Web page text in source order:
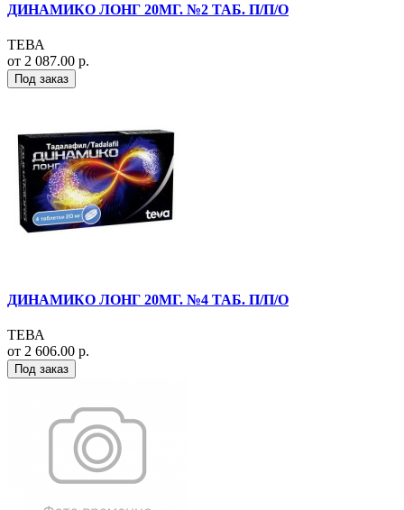
ДИНАМИКО ЛОНГ 20МГ. №2 ТАБ. П/П/О
ТЕВА
от 2 087.00 р.
Под заказ
ДИНАМИКО ЛОНГ 20МГ. №4 ТАБ. П/П/О
ТЕВА
от 2 606.00 р.
Под заказ